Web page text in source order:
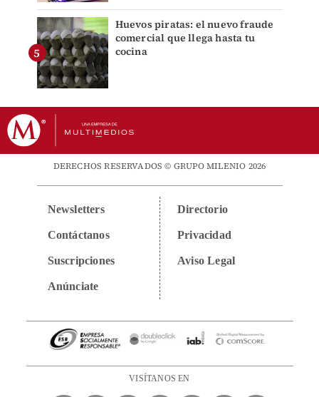
Huevos piratas: el nuevo fraude
comercial que llega hasta tu
cocina
DERECHOS RESERVADOS © GRUPO MILENIO 2026
Newsletters
Contáctanos
Suscripciones
Anúnciate
Directorio
Privacidad
Aviso Legal
VISÍTANOS EN